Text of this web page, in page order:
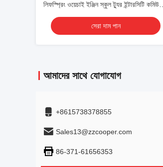
লিফস্প্রিং ওয়েচাই ইঞ্জিন স্কুল ট্যুর ইন্টারসিটি কমিউটার
সেরা দাম পান
আমাদের সাথে যোগাযোগ
+8615738378855
Sales13@zzcooper.com
86-371-61656353